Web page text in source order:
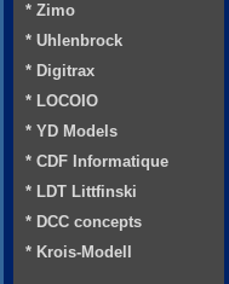
* Zimo
* Uhlenbrock
* Digitrax
* LOCOIO
* YD Models
* CDF Informatique
* LDT Littfinski
* DCC concepts
* Krois-Modell